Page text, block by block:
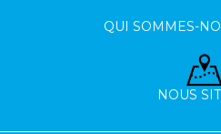
QUI SOMMES-
NOUS